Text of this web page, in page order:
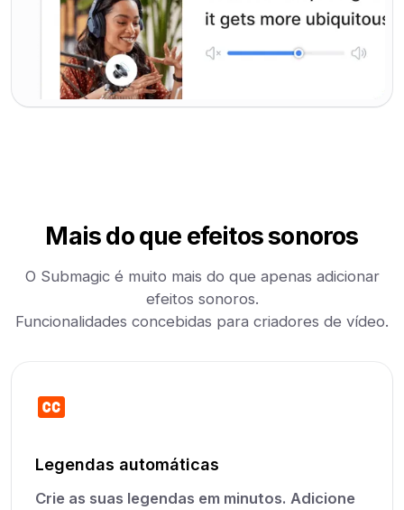
Mais do que efeitos sonoros
O Submagic é muito mais do que apenas adicionar
efeitos sonoros.
Funcionalidades concebidas para criadores de vídeo.
Legendas automáticas
Crie as suas legendas em minutos. Adicione